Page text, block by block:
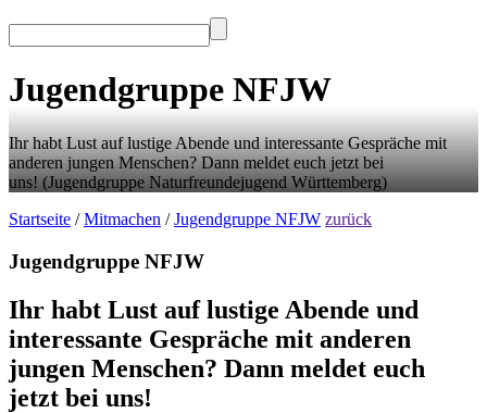
Jugendgruppe NFJW
Ihr habt Lust auf lustige Abende und interessante Gespräche mit
anderen jungen Menschen? Dann meldet euch jetzt bei
uns! (Jugendgruppe Naturfreundejugend Württemberg)
Startseite /Mitmachen /Jugendgruppe NFJW zurück
Jugendgruppe NFJW
Ihr habt Lust auf lustige Abende und
interessante Gespräche mit anderen
jungen Menschen? Dann meldet euch
jetzt bei uns!